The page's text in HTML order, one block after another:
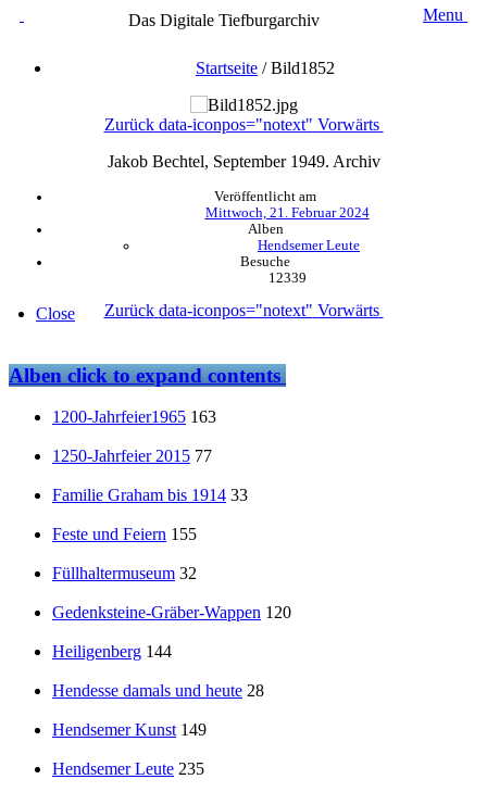
Das Digitale Tiefburgarchiv Menu
Startseite /Bild1852
Zurück data-iconpos="notext" Vorwärts
Jakob Bechtel, September 1949. Archiv
Veröffentlicht am
Mittwoch, 21. Februar 2024
Alben
Hendsemer Leute
Besuche
12339
Zurück data-iconpos="notext" Vorwärts
Close
Albenclick to expand contents
1200-Jahrfeier1965 163
1250-Jahrfeier 2015 77
Familie Graham bis 1914 33
Feste und Feiern 155
Füllhaltermuseum 32
Gedenksteine-Gräber-Wappen 120
Heiligenberg 144
Hendesse damals und heute 28
Hendsemer Kunst 149
Hendsemer Leute 235